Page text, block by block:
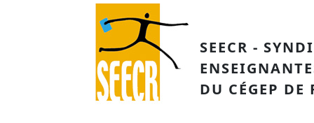
Aller au contenu principal
SEECR -
DU CÉGEP